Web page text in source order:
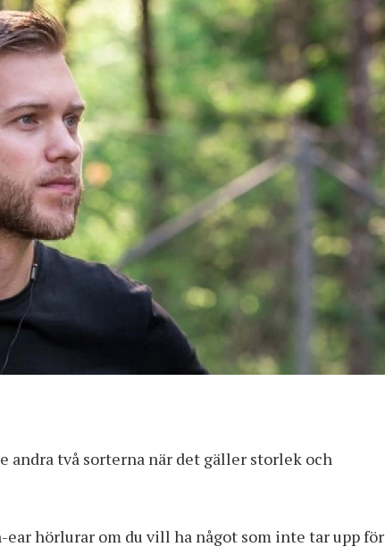
två sorterna när det gäller storlek och
hörlurar om du vill ha något som inte tar upp för